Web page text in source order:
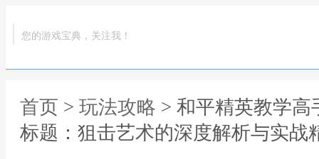
您的游戏宝典，关注我！
首页 > 玩法攻略 > 和平精英教学
标题：狙击艺术的深度解析与实战